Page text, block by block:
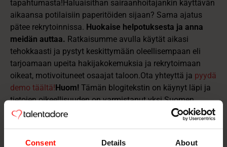
Consent Details About
tapahtumasta!Haluaisithan sairaanhoitajankin käyttävän
aikaansa potilaisiin paperitöiden sijaan? Sama ajatus
pätee rekrytoinnissa. Huokaise helpotuksesta ja anna
meidän auttaa. Ratkaisumme avulla käytät aikasi
tehokkaasti ja pystyt keskittymään oleellisempaan eli
tarjoamaan upeita hakijakokemuksia ja rekrytoimaan
oikeat, motivoituneet osaajat taloon.Ota yhteyttä ja pyydä
demo täältä!Huom! Tämän blogitekstin on käynyt läpi ja
tietojen oikeellisuuden on varmistanut yksi Suomen
johtavista GDPR-asiantuntijoista